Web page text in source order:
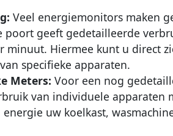
Veel energiemonitors maken
poort geeft gedetailleerde
minuut. Hiermee kunt u direct
specifieke apparaten.
Meters: Voor een nog
van individuele apparaten
uw koelkast,